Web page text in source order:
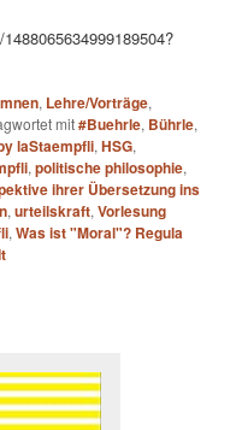
, Lehre/Vorträge,
mit#Buehrle, Bührle,
laStaempfli,HSG,
,politische philosophie,
ihrer Übersetzung ins
,urteilskraft,Vorlesung
,Was ist "Moral"? Regula